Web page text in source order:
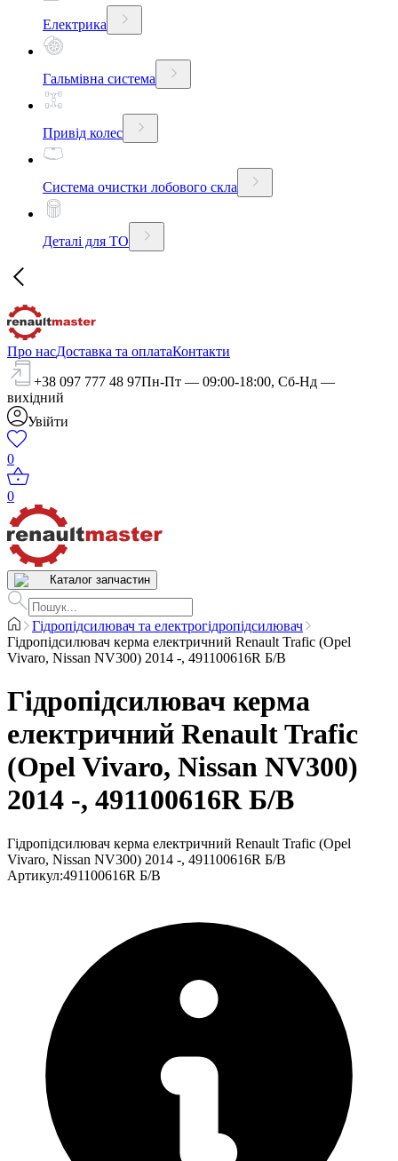
Електрика
Гальмівна система
Привід колес
Система очистки лобового скла
Деталі для ТО
Про насДоставка та оплатаКонтакти
+38 097 777 48 97Пн-Пт — 09:00-18:00, Сб-Нд —
вихідний
Увійти
0
0
Каталог запчастин
Гідропідсилювач та електрогідропідсилювач
Гідропідсилювач керма електричний Renault Trafic (Opel
Vivaro, Nissan NV300) 2014 -, 491100616R Б/В
Гідропідсилювач керма
електричний Renault Trafic
(Opel Vivaro, Nissan NV300)
2014 -, 491100616R Б/В
Гідропідсилювач керма електричний Renault Trafic (Opel
Vivaro, Nissan NV300) 2014 -, 491100616R Б/В
Артикул:491100616R Б/В